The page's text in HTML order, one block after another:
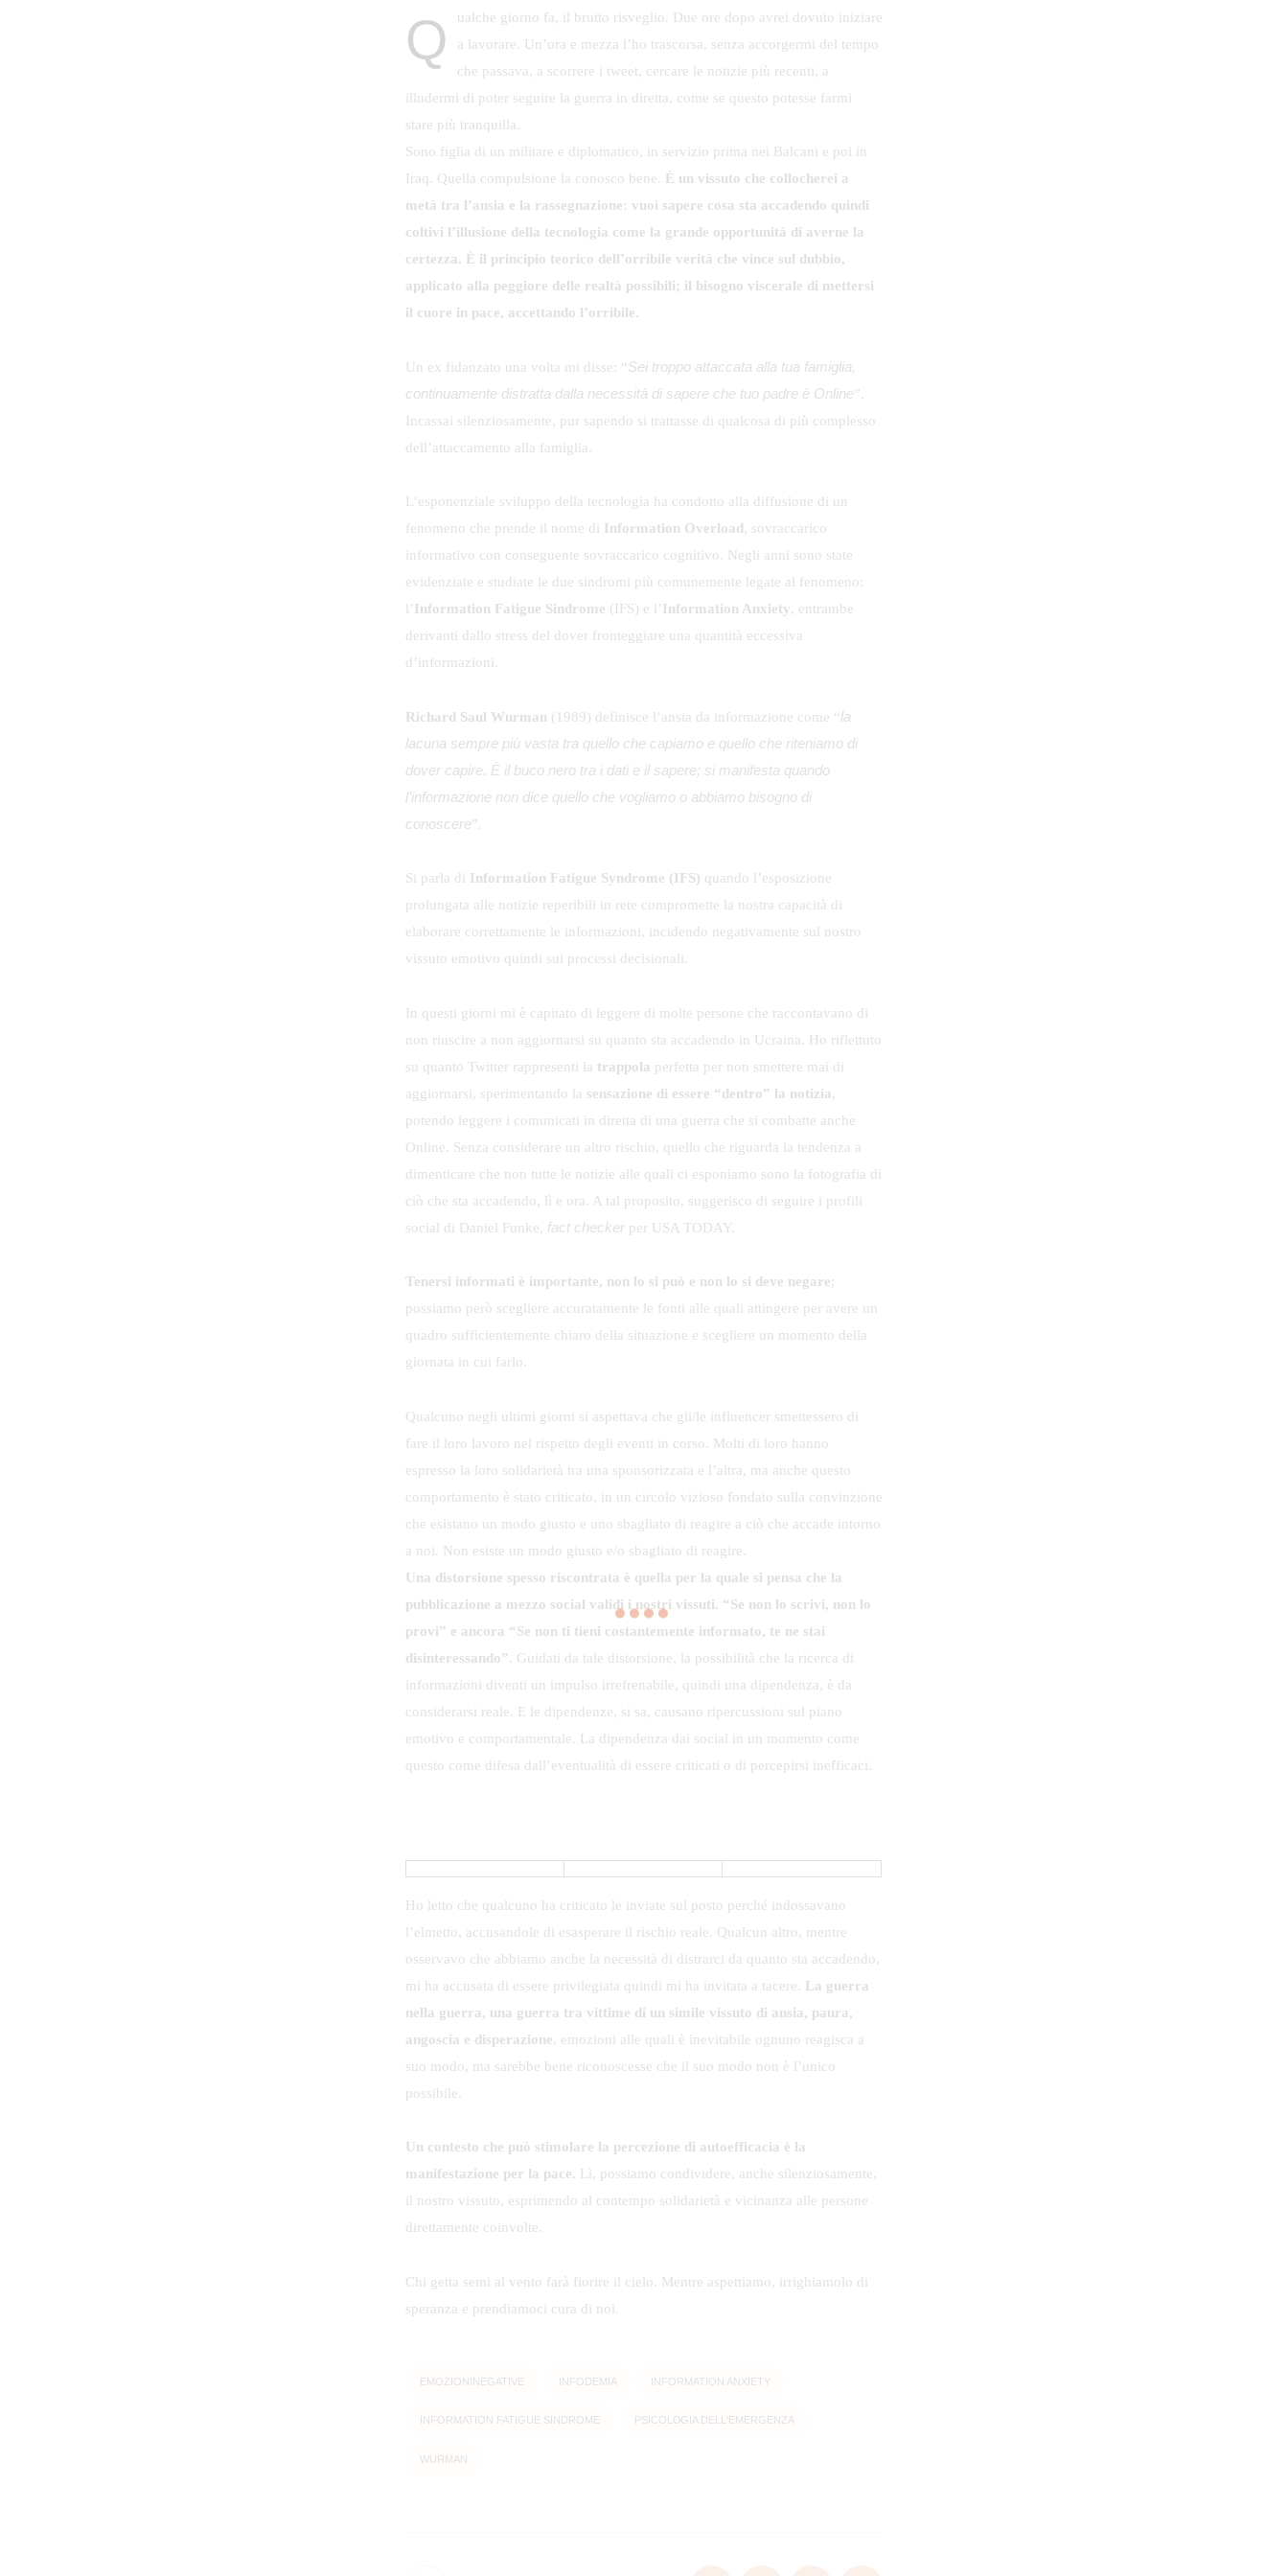
Qualche giorno fa, il brutto risveglio. Due ore dopo avrei dovuto iniziare
a lavorare. Un’ora e mezza l’ho trascorsa, senza accorgermi del tempo
che passava, a scorrere i tweet, cercare le notizie più recenti, a
illudermi di poter seguire la guerra in diretta, come se questo potesse farmi
stare più tranquilla.
Sono figlia di un militare e diplomatico, in servizio prima nei Balcani e poi in
Iraq. Quella compulsione la conosco bene. È un vissuto che collocherei a
metà tra l’ansia e la rassegnazione: vuoi sapere cosa sta accadendo quindi
coltivi l’illusione della tecnologia come la grande opportunità di averne la
certezza. È il principio teorico dell’orribile verità che vince sul dubbio,
applicato alla peggiore delle realtà possibili; il bisogno viscerale di mettersi
il cuore in pace, accettando l’orribile.
Un ex fidanzato una volta mi disse: “Sei troppo attaccata alla tua famiglia,
continuamente distratta dalla necessità di sapere che tuo padre è Online”.
Incassai silenziosamente, pur sapendo si trattasse di qualcosa di più complesso
dell’attaccamento alla famiglia.
L’esponenziale sviluppo della tecnologia ha condotto alla diffusione di un
fenomeno che prende il nome di Information Overload, sovraccarico
informativo con conseguente sovraccarico cognitivo. Negli anni sono state
evidenziate e studiate le due sindromi più comunemente legate al fenomeno:
l’Information Fatigue Sindrome (IFS) e l’Information Anxiety, entrambe
derivanti dallo stress del dover fronteggiare una quantità eccessiva
d’informazioni.
Richard Saul Wurman (1989) definisce l’ansia da informazione come “la
lacuna sempre più vasta tra quello che capiamo e quello che riteniamo di
dover capire. È il buco nero tra i dati e il sapere; si manifesta quando
l’informazione non dice quello che vogliamo o abbiamo bisogno di
conoscere”.
Si parla di Information Fatigue Syndrome (IFS) quando l’esposizione
prolungata alle notizie reperibili in rete compromette la nostra capacità di
elaborare correttamente le informazioni, incidendo negativamente sul nostro
vissuto emotivo quindi sui processi decisionali.
In questi giorni mi è capitato di leggere di molte persone che raccontavano di
non riuscire a non aggiornarsi su quanto sta accadendo in Ucraina. Ho riflettuto
su quanto Twitter rappresenti la trappola perfetta per non smettere mai di
aggiornarsi, sperimentando la sensazione di essere “dentro” la notizia,
potendo leggere i comunicati in diretta di una guerra che si combatte anche
Online. Senza considerare un altro rischio, quello che riguarda la tendenza a
dimenticare che non tutte le notizie alle quali ci esponiamo sono la fotografia di
ciò che sta accadendo, lì e ora. A tal proposito, suggerisco di seguire i profili
social di Daniel Funke, fact checkerper USA TODAY.
Tenersi informati è importante, non lo si può e non lo si deve negare;
possiamo però scegliere accuratamente le fonti alle quali attingere per avere un
quadro sufficientemente chiaro della situazione e scegliere un momento della
giornata in cui farlo.
Qualcuno negli ultimi giorni si aspettava che gli/le influencer smettessero di
fare il loro lavoro nel rispetto degli eventi in corso. Molti di loro hanno
espresso la loro solidarietà tra una sponsorizzata e l’altra, ma anche questo
comportamento è stato criticato, in un circolo vizioso fondato sulla convinzione
che esistano un modo giusto e uno sbagliato di reagire a ciò che accade intorno
a noi. Non esiste un modo giusto e/o sbagliato di reagire.
Una distorsione spesso riscontrata è quella per la quale si pensa che la
pubblicazione a mezzo social validi i nostri vissuti. “Se non lo scrivi, non lo
provi” e ancora “Se non ti tieni costantemente informato, te ne stai
disinteressando”. Guidati da tale distorsione, la possibilità che la ricerca di
informazioni diventi un impulso irrefrenabile, quindi una dipendenza, è da
considerarsi reale. E le dipendenze, si sa, causano ripercussioni sul piano
emotivo e comportamentale. La dipendenza dai social in un momento come
questo come difesa dall’eventualità di essere criticati o di percepirsi inefficaci.
Ho letto che qualcuno ha criticato le inviate sul posto perché indossavano
l’elmetto, accusandole di esasperare il rischio reale. Qualcun altro, mentre
osservavo che abbiamo anche la necessità di distrarci da quanto sta accadendo,
mi ha accusata di essere privilegiata quindi mi ha invitata a tacere. La guerra
nella guerra, una guerra tra vittime di un simile vissuto di ansia, paura,
angoscia e disperazione, emozioni alle quali è inevitabile ognuno reagisca a
suo modo, ma sarebbe bene riconoscesse che il suo modo non è l’unico
possibile.
Un contesto che può stimolare la percezione di autoefficacia è la
manifestazione per la pace. Lì, possiamo condividere, anche silenziosamente,
il nostro vissuto, esprimendo al contempo solidarietà e vicinanza alle persone
direttamente coinvolte.
Chi getta semi al vento farà fiorire il cielo. Mentre aspettiamo, irrighiamolo di
speranza e prendiamoci cura di noi.
EMOZIONINEGATIVE INFODEMIA INFORMATION ANXIETY
INFORMATION FATIGUE SINDROME PSICOLOGIA DELL'EMERGENZA
WURMAN